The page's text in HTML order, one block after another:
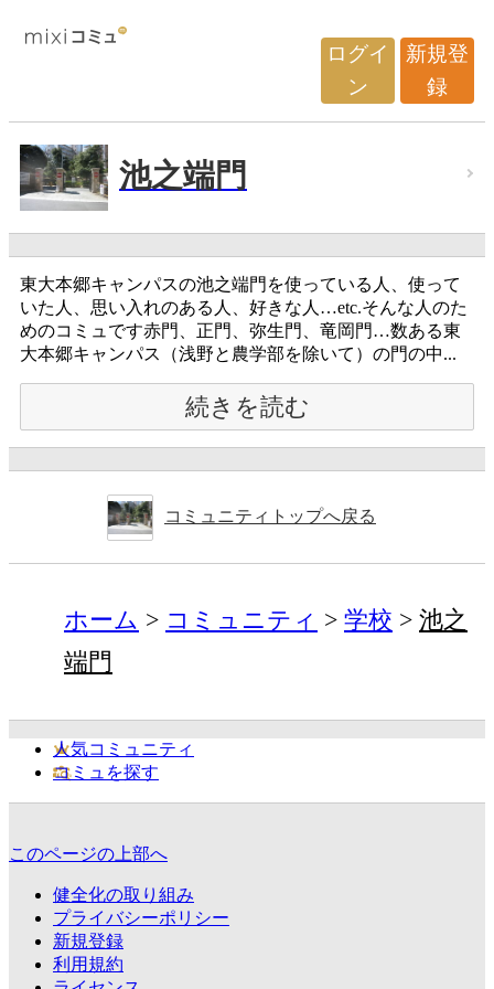
ログイ
ン
新規登
録
池之端門
東大本郷キャンパスの池之端門を使っている人、使って
いた人、思い入れのある人、好きな人…etc.そんな人のた
めのコミュです赤門、正門、弥生門、竜岡門…数ある東
大本郷キャンパス（浅野と農学部を除いて）の門の中...
続きを読む
コミュニティトップへ戻る
ホーム コミュニティ 学校
池之
端門
人気コミュニティ
コミュを探す
このページの上部へ
健全化の取り組み
プライバシーポリシー
新規登録
利用規約